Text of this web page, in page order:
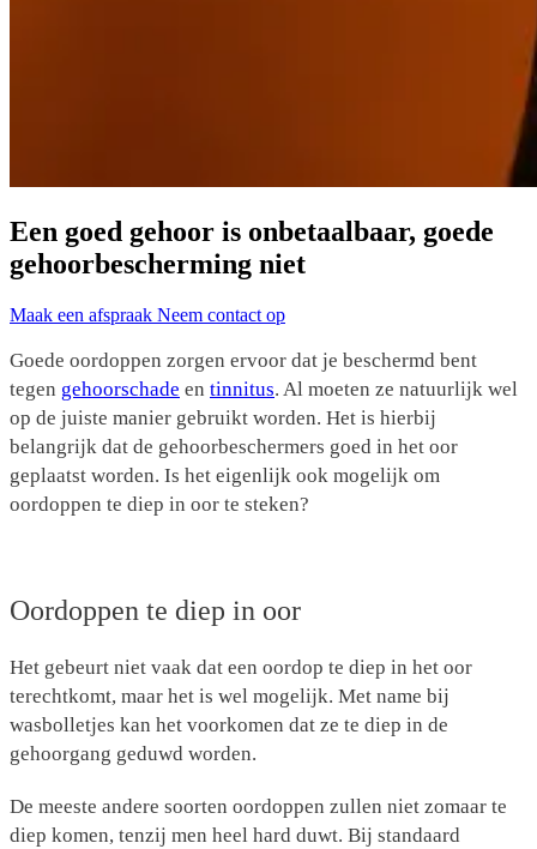
Een goed gehoor is onbetaalbaar, goede
gehoorbescherming niet
Maak een afspraak Neem contact op
Goede oordoppen zorgen ervoor dat je beschermd bent
tegen gehoorschade en tinnitus. Al moeten ze natuurlijk wel
op de juiste manier gebruikt worden. Het is hierbij
belangrijk dat de gehoorbeschermers goed in het oor
geplaatst worden. Is het eigenlijk ook mogelijk om
oordoppen te diep in oor te steken?
Oordoppen te diep in oor
Het gebeurt niet vaak dat een oordop te diep in het oor
terechtkomt, maar het is wel mogelijk. Met name bij
wasbolletjes kan het voorkomen dat ze te diep in de
gehoorgang geduwd worden.
De meeste andere soorten oordoppen zullen niet zomaar te
diep komen, tenzij men heel hard duwt. Bij standaard